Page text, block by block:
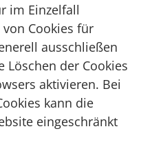
im Einzelfall
Cookies für
ausschließen
Löschen der Cookies
aktivieren. Bei
kann die
eingeschränkt